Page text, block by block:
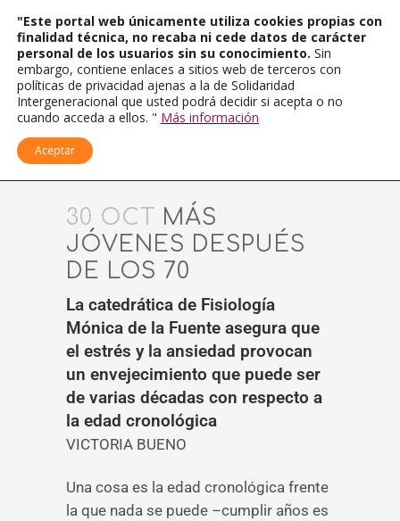
30 OCT
MÁS
JÓVENES DESPUÉS
DE LOS 70
La catedrática de Fisiología
Mónica de la Fuente asegura que
el estrés y la ansiedad provocan
un envejecimiento que puede ser
de varias décadas con respecto a
la edad cronológica
VICTORIA BUENO
Una cosa es la edad cronológica frente
la que nada se puede –cumplir años es
"Este portal web únicamente utiliza cookies propias con
finalidad técnica, no recaba ni cede datos de carácter
personal de los usuarios sin su conocimiento. Sin
embargo, contiene enlaces a sitios web de terceros con
políticas de privacidad ajenas a la de Solidaridad
Intergeneracional que usted podrá decidir si acepta o no
cuando acceda a ellos. " Más información
Aceptar